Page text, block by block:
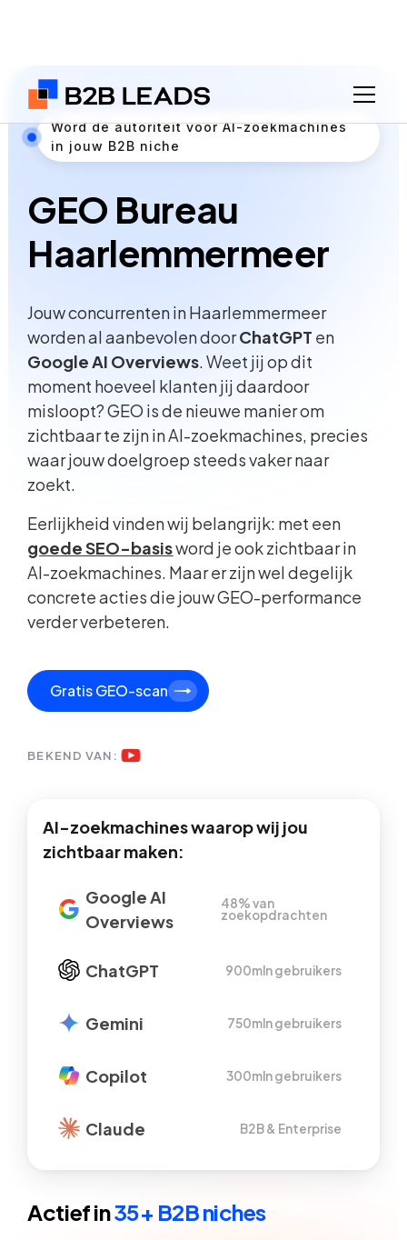
Word dé autoriteit voor AI-zoekmachines
in jouw B2B niche
GEO Bureau
Haarlemmermeer
Jouw concurrenten in Haarlemmermeer
worden al aanbevolen doorChatGPT en
Google AI Overviews. Weet jij op dit
moment hoeveel klanten jij daardoor
misloopt? GEO is de nieuwe manier om
zichtbaar te zijn in AI-zoekmachines, precies
waar jouw doelgroep steeds vaker naar
zoekt.
Eerlijkheid vinden wij belangrijk: met een
goede SEO-basisword je ook zichtbaar in
AI-zoekmachines. Maar er zijn wel degelijk
concrete acties die jouw GEO-performance
verder verbeteren.
Gratis GEO-scan
BEKEND VAN:
AI-zoekmachines waarop wij jou
zichtbaar maken:
Google AI
Overviews
48% van
zoekopdrachten
ChatGPT 900mln gebruikers
Gemini 750mln gebruikers
Copilot 300mln gebruikers
Claude B2B & Enterprise
Actief in35+ B2B niches